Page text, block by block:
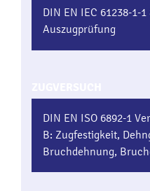
DIN EN IEC 61238-1-
Auszugprüfung
DIN EN ISO 6892-1
B: Zugfestigkeit,
Bruchdehnung,